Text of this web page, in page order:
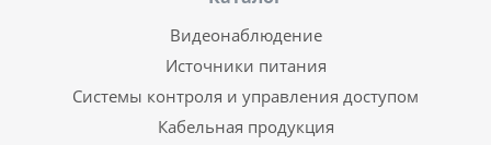
Видеонаблюдение
Источники питания
Системы контроля и управления доступом
Кабельная продукция